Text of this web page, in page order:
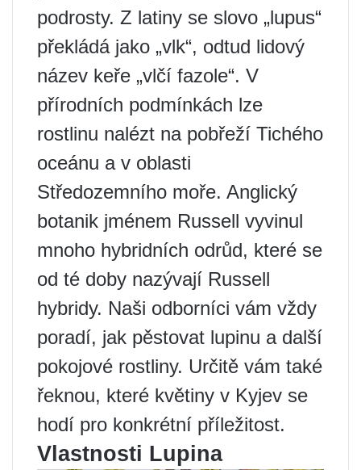
podrosty. Z latiny se slovo „lupus“
překládá jako „vlk“, odtud lidový
název keře „vlčí fazole“. V
přírodních podmínkách lze
rostlinu nalézt na pobřeží Tichého
oceánu a v oblasti
Středozemního moře. Anglický
botanik jménem Russell vyvinul
mnoho hybridních odrůd, které se
od té doby nazývají Russell
hybridy. Naši odborníci vám vždy
poradí, jak pěstovat lupinu a další
pokojové rostliny. Určitě vám také
řeknou, které květiny v Kyjev se
hodí pro konkrétní příležitost.
Vlastnosti Lupina